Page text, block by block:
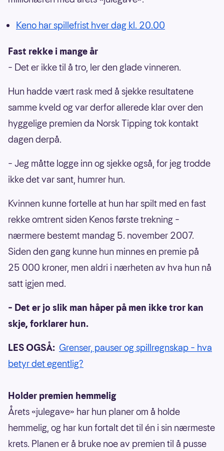
Keno har spillefrist hver dag kl. 20.00
Fast rekke i mange år
– Det er ikke til å tro, ler den glade vinneren.
Hun hadde vært rask med å sjekke resultatene
samme kveld og var derfor allerede klar over den
hyggelige premien da Norsk Tipping tok kontakt
dagen derpå.
– Jeg måtte logge inn og sjekke også, for jeg trodde
ikke det var sant, humrer hun.
Kvinnen kunne fortelle at hun har spilt med en fast
rekke omtrent siden Kenos første trekning –
nærmere bestemt mandag 5. november 2007.
Siden den gang kunne hun minnes en premie på
25 000 kroner, men aldri i nærheten av hva hun nå
satt igjen med.
– Det er jo slik man håper på men ikke tror kan
skje, forklarer hun.
LES OGSÅ: Grenser, pauser og spillregnskap – hva
betyr det egentlig?
Holder premien hemmelig
Årets «julegave» har hun planer om å holde
hemmelig, og har kun fortalt det til én i sin nærmeste
krets. Planen er å bruke noe av premien til å pusse